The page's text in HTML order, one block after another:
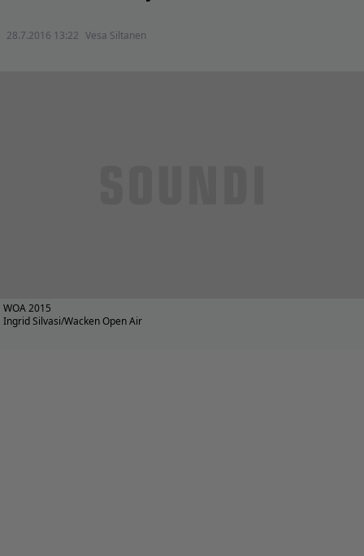
28.7.2016 13:22 Vesa Siltanen
WOA 2015
Ingrid Silvasi/Wacken Open Air